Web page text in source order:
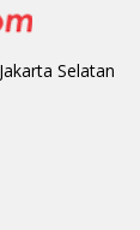
Selatan